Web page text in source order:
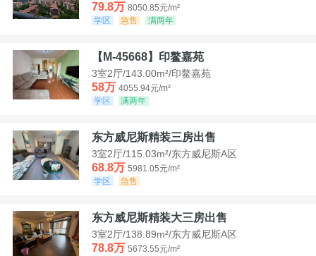
79.8万 8050.85元/m²
学区
急售 满两年
【M-45668】印鳌嘉苑
3室2厅/143.00m²/印鳌嘉苑
58万 4055.94元/m²
学区
满两年
东方威尼斯精装三房出售
3室2厅/115.03m²/东方威尼斯A区
68.8万 5981.05元/m²
学区
急售
东方威尼斯精装大三房出售
3室2厅/138.89m²/东方威尼斯A区
78.8万 5673.55元/m²